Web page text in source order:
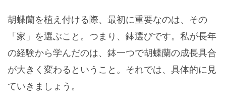
胡蝶蘭を植え付ける際、最初に重要なのは、その
「家」を選ぶこと。つまり、鉢選びです。私が長年
の経験から学んだのは、鉢一つで胡蝶蘭の成長具合
が大きく変わるということ。それでは、具体的に見
ていきましょう。